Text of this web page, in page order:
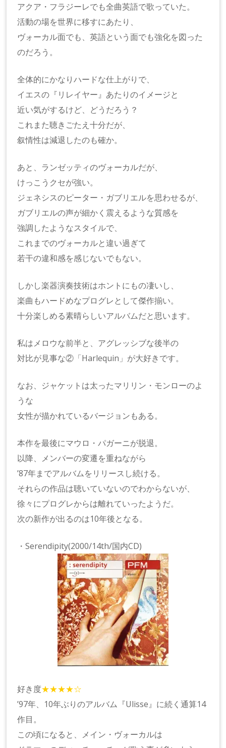
アクア・フラジーレでも全曲英語で歌っていた。
活動の場を世界に移すにあたり、
ヴォーカル面でも、英語という面でも強化を図った
のだろう。
全体的にかなりハードな仕上がりで、
イエスの『リレイヤー』あたりのイメージと
近い気がするけど、どうだろう？
これまた聴きごたえ十分だが、
叙情性は減退したのも確か。
あと、ランゼッティのヴォーカルだが、
けっこうクセが強い。
ジェネシスのピーター・ガブリエルを思わせるが、
ガブリエルの声が細かく震えるような質感を
強調したようなスタイルで、
これまでのヴォーカルと違い過ぎて
若干の違和感を感じないでもない。
しかし楽器演奏技術はホントにもの凄いし、
楽曲もハードめなプログレとして傑作揃い。
十分楽しめる素晴らしいアルバムだと思います。
私はメロウな前半と、アグレッシブな後半の
対比が見事な②「Harlequin」が大好きです。
なお、ジャケットは太ったマリリン・モンローのよ
うな
女性が描かれているバージョンもある。
本作を最後にマウロ・パガーニが脱退。
以降、メンバーの変遷を重ねながら
’87年までアルバムをリリースし続ける。
それらの作品は聴いていないのでわからないが、
徐々にプログレからは離れていったようだ。
次の新作が出るのは10年後となる。
・Serendipity(2000/14th/国内CD)
好き度★★★★☆
’97年、10年ぶりのアルバム『Ulisse』に続く通算14
作目。
この頃になると、メイン・ヴォーカルは